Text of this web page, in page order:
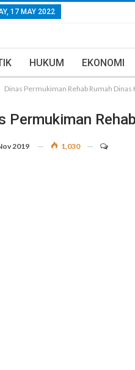
17 MAY 2022
HUKUM EKONOMI
Dinas Permukiman Rehab Rumah Dinas
Permukiman
2019 1,030